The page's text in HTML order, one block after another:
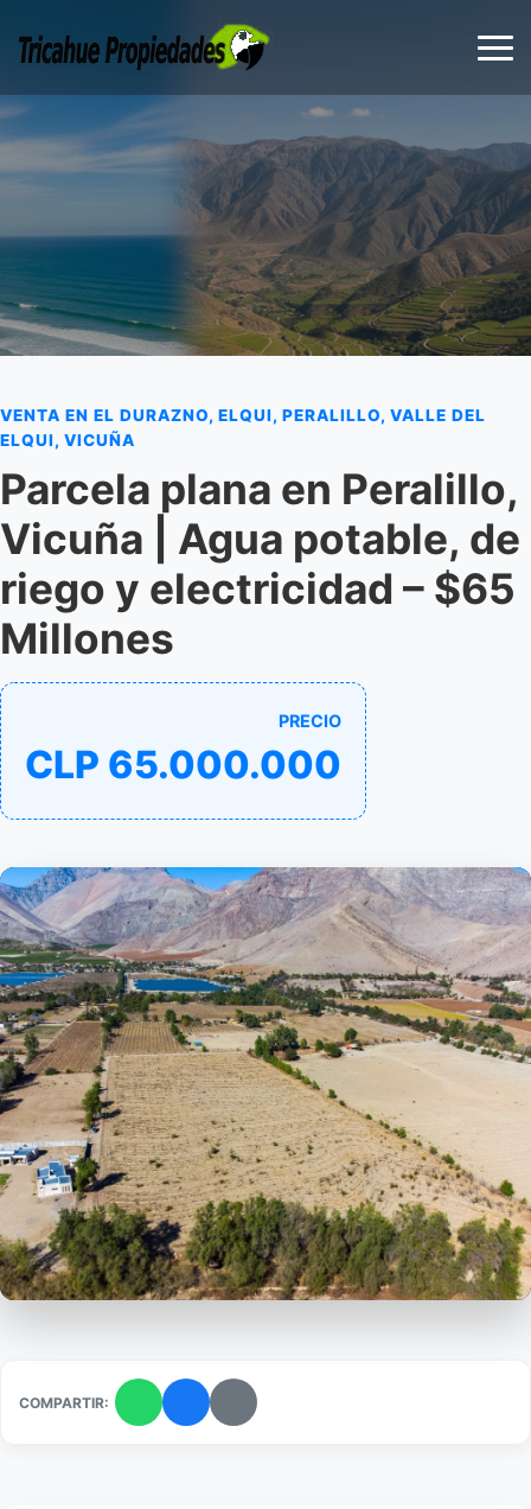
VENTA EN EL DURAZNO, ELQUI, PERALILLO, VALLE DEL
ELQUI, VICUÑA
Parcela plana en Peralillo,
Vicuña | Agua potable, de
riego y electricidad – $65
Millones
PRECIO
CLP 65.000.000
COMPARTIR: